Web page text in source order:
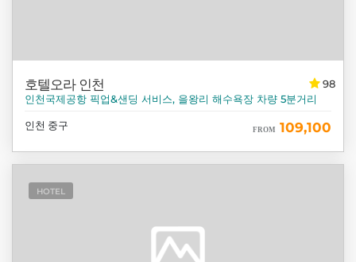
98
호텔오라 인천
인천국제공항 픽업&샌딩 서비스, 을왕리 해수욕장 차량 5분거리
인천 중구 FROM 109,100
HOTEL